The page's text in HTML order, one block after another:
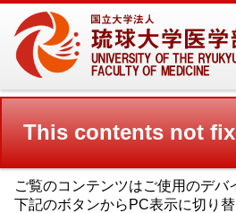
This contents not
ご覧のコンテンツはご使用のデ
下記のボタンからPC表示に切り替